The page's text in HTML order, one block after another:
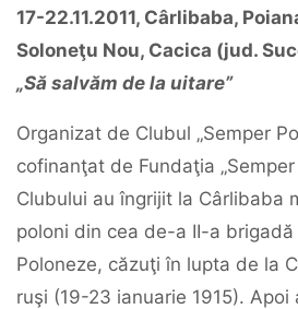
17-22.11.2011, Cârlibaba,
Soloneţu Nou, Cacica (jud.
„Să salvăm de la uitare”
Organizat de Clubul „Semper
cofinanţat de Fundaţia „Semper
Clubului au îngrijit la Cârlibaba
poloni din cea de-a II-a
Poloneze, căzuţi în lupta de la
ruşi (19-23 ianuarie 1915). Apoi